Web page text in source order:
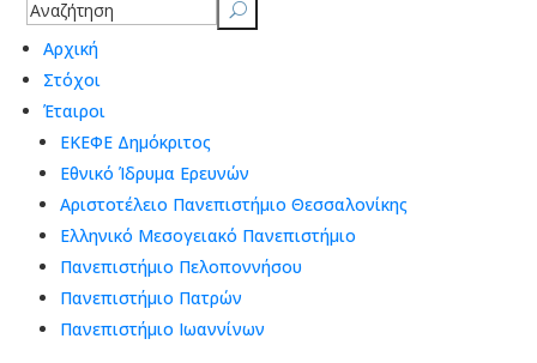
U
Αρχική
Στόχοι
Έταιροι
ΕΚΕΦΕ Δημόκριτος
Εθνικό Ίδρυμα Ερευνών
Αριστοτέλειο Πανεπιστήμιο Θεσσαλονίκης
Ελληνικό Μεσογειακό Πανεπιστήμιο
Πανεπιστήμιο Πελοποννήσου
Πανεπιστήμιο Πατρών
Πανεπιστήμιο Ιωαννίνων